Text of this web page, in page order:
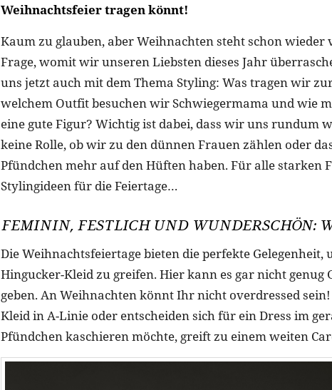
Weihnachtsfeier tragen könnt!
Kaum zu glauben, aber Weihnachten steht schon wieder
Frage, womit wir unseren Liebsten dieses Jahr
uns jetzt auch mit dem Thema Styling: Was tragen wir
welchem Outfit besuchen wir Schwiegermama und wie
eine gute Figur? Wichtig ist dabei, dass wir uns rundum
keine Rolle, ob wir zu den dünnen Frauen zählen oder
Pfündchen mehr auf den Hüften haben. Für alle starken
Stylingideen für die Feiertage…
FEMININ, FESTLICH UND WUNDERSCHÖN:
Die Weihnachtsfeiertage bieten die perfekte Gelegenheit,
Hingucker-Kleid zu greifen. Hier kann es gar nicht genug
geben. An Weihnachten könnt Ihr nicht overdressed
Kleid in A-Linie oder entscheiden sich für ein Dress im
Pfündchen kaschieren möchte, greift zu einem weiten